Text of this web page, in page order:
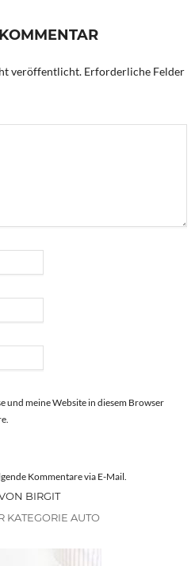
veröffentlicht. Erforderliche Felder
und meine Website in diesem Browser
Kommentare via E-Mail.
BIRGIT
KATEGORIE AUTO